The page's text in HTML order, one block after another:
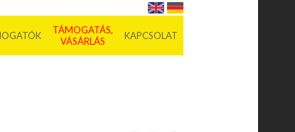
TÁMOGATÁS,
VÁSÁRLÁS
KAPCSOLAT